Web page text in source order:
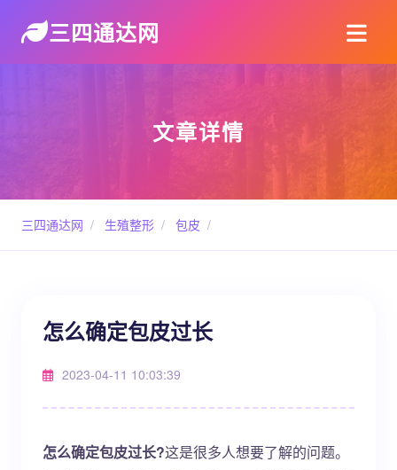
三四通达网
文章详情
三四通达网 / 生殖整形 / 包皮 /
怎么确定包皮过长
2023-04-11 10:03:39
怎么确定包皮过长?这是很多人想要了解的问题。